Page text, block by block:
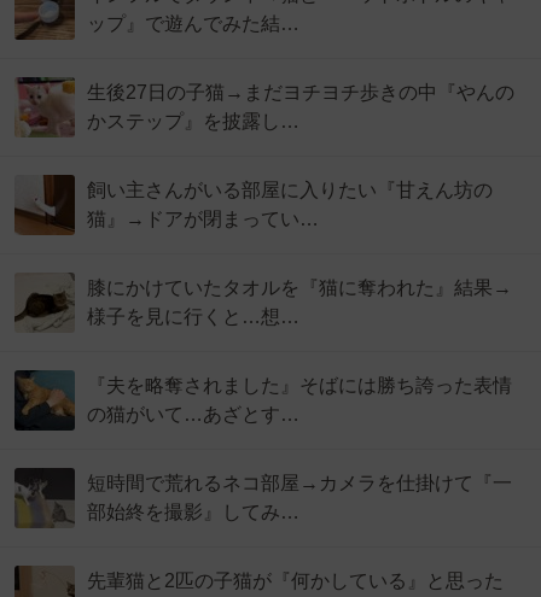
ップ』で遊んでみた結…
生後27日の子猫→まだヨチヨチ歩きの中『やんの
かステップ』を披露し…
飼い主さんがいる部屋に入りたい『甘えん坊の
猫』→ドアが閉まってい…
膝にかけていたタオルを『猫に奪われた』結果→
様子を見に行くと…想…
『夫を略奪されました』そばには勝ち誇った表情
の猫がいて…あざとす…
短時間で荒れるネコ部屋→カメラを仕掛けて『一
部始終を撮影』してみ…
先輩猫と2匹の子猫が『何かしている』と思った